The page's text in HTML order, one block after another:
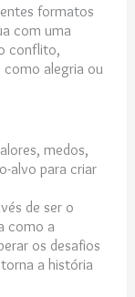
formatos
com uma
conflito,
como alegria ou
medos,
alvo para criar
de ser o
como a
os desafios
a história